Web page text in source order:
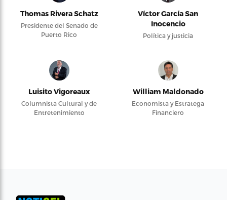
Thomas Rivera Schatz
Presidente del Senado de
Puerto Rico
Víctor García San
Inocencio
Política y justicia
Luisito Vigoreaux
Columnista Cultural y de
Entretenimiento
William Maldonado
Economista y Estratega
Financiero